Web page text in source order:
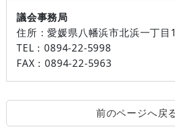
議会事務局
住所：愛媛県八幡浜市北浜一丁目
TEL：0894-22-5998
FAX：0894-22-5963
前のページへ戻